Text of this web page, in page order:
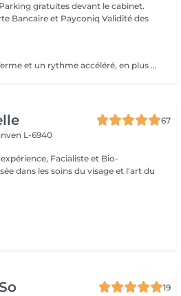
gratuites devant le cabinet.
et Payconiq Validité des
Il compte sur une pression ferme et un rythme accéléré, en plus de pompages et des manuvres exclusives qui permettent des résultats immédiats. Cette technique réduit les oedèmes, active la circulation sanguine et potentialise un réseau complexe de vaisseaux où passent les fluides corporels, réduisant ainsi la tant redoutée cellulite. Le résultat est un corps moins gonflé et galbé avec un métabolisme plus accéléré et, donc, une sensation de bien-être.
67
L-6940
Facialiste et Bio-
dans les soins du visage et l'art du
19